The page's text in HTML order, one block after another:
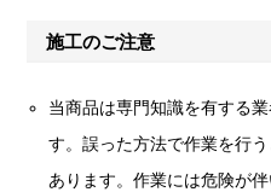
施工のご注意
当商品は専門知識を有する
す。誤った方法で作業を行
あります。作業には危険が